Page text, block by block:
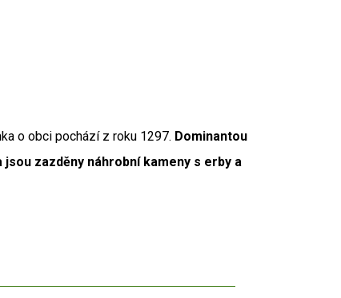
RUIAN
o obci pochází z roku 1297. Dominantou
zazděny náhrobní kameny s erby a